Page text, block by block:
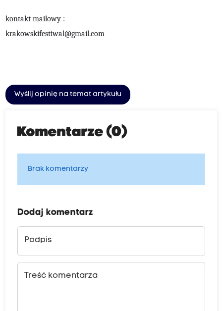
kontakt mailowy :
krakowskifestiwal@gmail.com
Wyślij opinię na temat artykułu
Komentarze (0)
Brak komentarzy
Dodaj komentarz
Podpis
Treść komentarza